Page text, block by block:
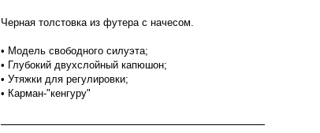
Черная толстовка из футера с начесом.
• Модель свободного силуэта;
• Глубокий двухслойный капюшон;
• Утяжки для регулировки;
• Карман-"кенгуру"